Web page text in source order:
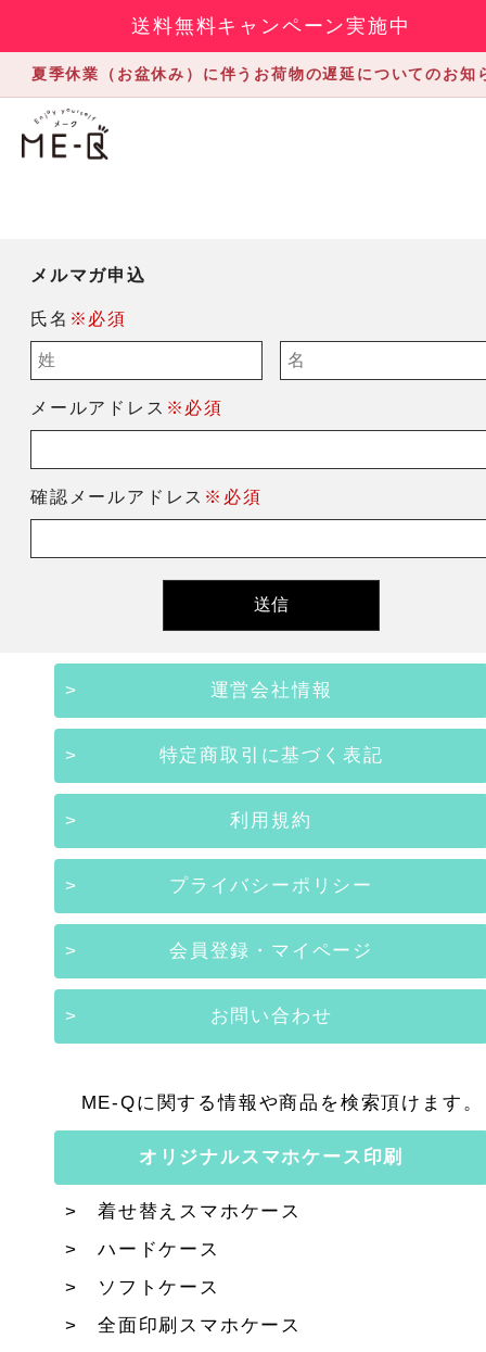
送料無料キャンペーン実施中
夏季休業（お盆休み）に伴うお荷物の遅延についてのお知
メルマガ申込
氏名 ※必須
メールアドレス ※必須
確認メールアドレス ※必須
運営会社情報
特定商取引に基づく表記
利用規約
プライバシーポリシー
会員登録・マイページ
お問い合わせ
ME-Qに関する情報や商品を検索頂けます。
オリジナルスマホケース印刷
着せ替えスマホケース
ハードケース
ソフトケース
全面印刷スマホケース